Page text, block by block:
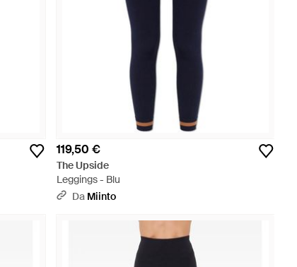
119,50 €
The Upside
Leggings - Blu
Da Miinto